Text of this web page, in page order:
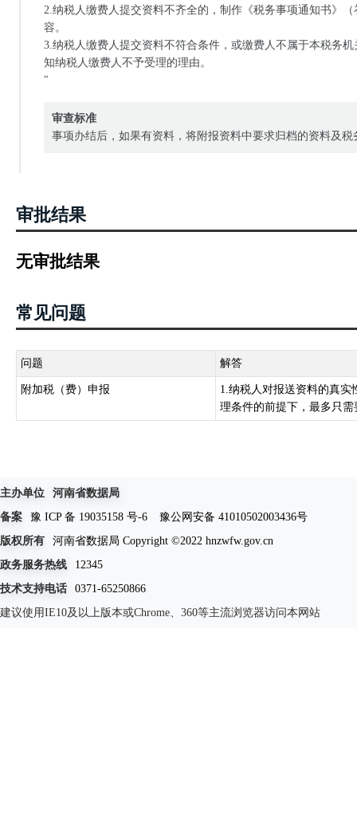
2.纳税人缴费人提交资料不齐全的，制作《税务事项通知书》
容。
3.纳税人缴费人提交资料不符合条件，或缴费人不属于本税务
知纳税人缴费人不予受理的理由。
"
审查标准
事项办结后，如果有资料，将附报资料中要求归档的资料及
审批结果
无审批结果
常见问题
问题 解答
附加税（费）申报
1.纳税人对报送资料的真
理条件的前提下，最多只
主办单位
河南省数据局
备案
豫 ICP 备 19035158 号-6
豫公网安备 41010502003436号
版权所有
河南省数据局 Copyright ©2022 hnzwfw.gov.cn
政务服务热线
12345
技术支持电话
0371-65250866
建议使用IE10及以上版本或Chrome、360等主流浏览器访问本网站